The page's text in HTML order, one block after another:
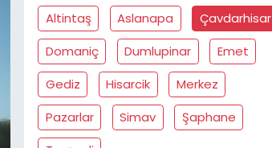
Altintaş Aslanapa
Çavdarhisar
Domaniç
Dumlupinar
Emet
Gediz
Hisarcik
Merkez
Pazarlar
Simav
Şaphane